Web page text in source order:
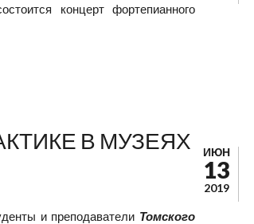
концерт фортепианного
В МУЗЕЯХ
и преподаватели Томского
ИЮН
13
2019